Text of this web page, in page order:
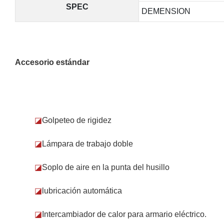
SPEC
DEMENSION
Accesorio estándar
◪Golpeteo de rigidez
◪ Lámpara de trabajo doble
◪Soplo de aire en la punta del husillo
◪ lubricación automática
◪ Intercambiador de calor para armario eléctrico.